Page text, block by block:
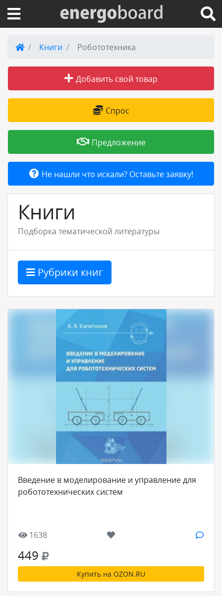
Вход на сайт
Поиск по сайту
Публикации
Справка
Товары и услуги
Добавить товар или услугу
Книги Робототехника
Добавить свой товар
Спрос
Предложение
Не нашли что искали? Оставьте заявку!
Книги
Подборка тематической литературы
Рубрики книг
Введение в моделирование и управление для
робототехнических систем
1638
449
Купить на OZON.RU